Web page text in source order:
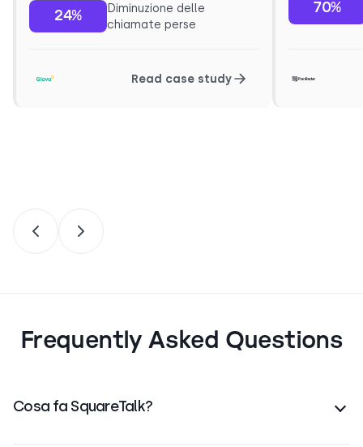
24%
Diminuzione delle
chiamate perse
Read case study
70%
Frequently Asked Questions
Cosa fa SquareTalk?